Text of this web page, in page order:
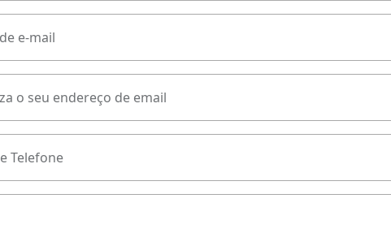
e-mail
o seu endereço de email
Telefone